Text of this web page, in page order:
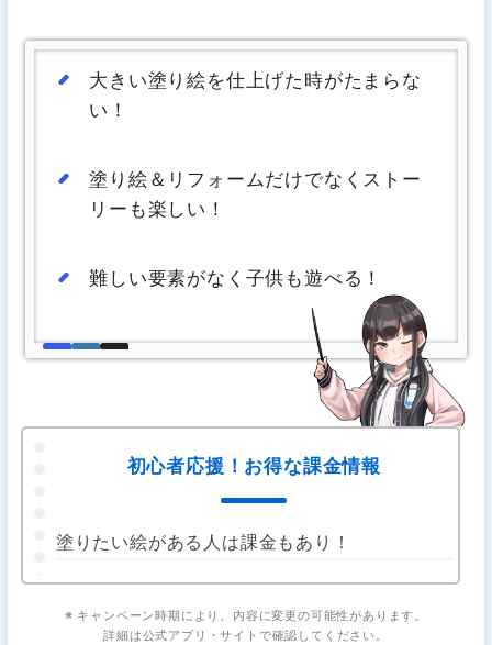
大きい塗り絵を仕上げた時がたまらな
い！
塗り絵＆リフォームだけでなくストー
リーも楽しい！
難しい要素がなく子供も遊べる！
初心者応援！お得な課金情報
塗りたい絵がある人は課金もあり！
※ キャンペーン時期により、内容に変更の可能性があります。
詳細は公式アプリ・サイトで確認してください。